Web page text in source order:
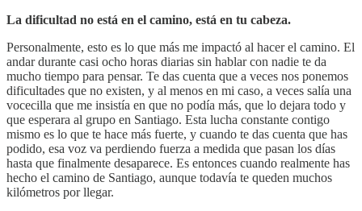
La dificultad no está en el camino, está en tu cabeza.
Personalmente, esto es lo que más me impactó al hacer el camino. El
andar durante casi ocho horas diarias sin hablar con nadie te da
mucho tiempo para pensar. Te das cuenta que a veces nos ponemos
dificultades que no existen, y al menos en mi caso, a veces salía una
vocecilla que me insistía en que no podía más, que lo dejara todo y
que esperara al grupo en Santiago. Esta lucha constante contigo
mismo es lo que te hace más fuerte, y cuando te das cuenta que has
podido, esa voz va perdiendo fuerza a medida que pasan los días
hasta que finalmente desaparece. Es entonces cuando realmente has
hecho el camino de Santiago, aunque todavía te queden muchos
kilómetros por llegar.